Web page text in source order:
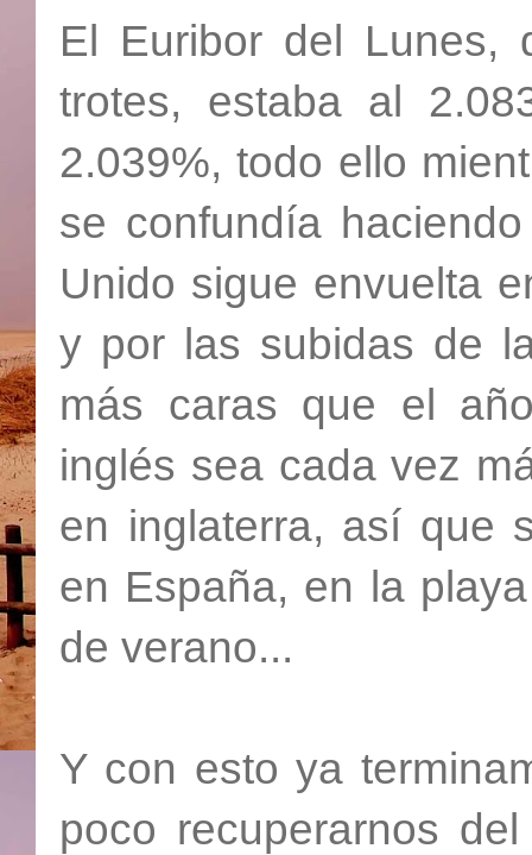
El Euribor del Lunes,
trotes, estaba al
2.039%, todo ello
se confundía
Unido sigue envuelta
y por las subidas de
más caras que el
inglés sea cada vez
en inglaterra, así que
en España, en la
de verano...
Y con esto ya
poco recuperarnos